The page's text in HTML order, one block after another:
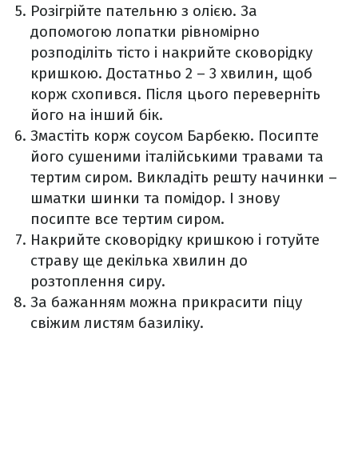
Розігрійте пательню з олією. За
допомогою лопатки рівномірно
розподіліть тісто і накрийте сковорідку
кришкою. Достатньо 2 – 3 хвилин, щоб
корж схопився. Після цього переверніть
його на інший бік.
Змастіть корж соусом Барбекю. Посипте
його сушеними італійськими травами та
тертим сиром. Викладіть решту начинки –
шматки шинки та помідор. І знову
посипте все тертим сиром.
Накрийте сковорідку кришкою і готуйте
страву ще декілька хвилин до
розтоплення сиру.
За бажанням можна прикрасити піцу
свіжим листям базиліку.